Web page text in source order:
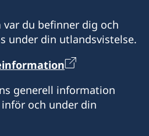
du befinner dig och
under din utlandsvistelse.
generell information
och under din